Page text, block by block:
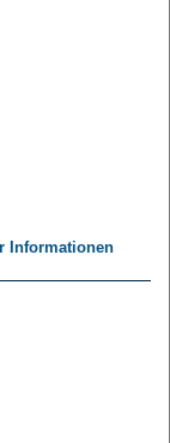
Informationen